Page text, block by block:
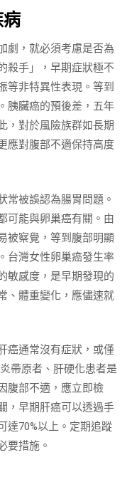
病
劇，就必須考慮是否為
殺手」，早期症狀極不
等非特異性表現。等到
胰臟癌的預後差，五年
，對於風險族群如長期
應對腹部不適保持高度
常被誤認為腸胃問題。
可能與卵巢癌有關。由
被察覺，等到腹部明顯
台灣女性卵巢癌發生率
敏感度，是早期發現的
、體重變化，應儘速就
癌通常沒有症狀，或僅
帶原者、肝硬化患者是
腹部不適，應立即檢
，早期肝癌可以透過手
達70%以上。定期追蹤
要措施。